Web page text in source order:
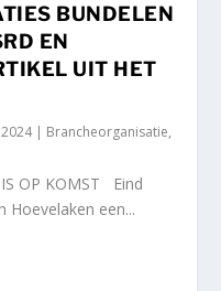
BUNDELEN
EN
UIT HET
| Brancheorganisatie,
IS OP KOMST Eind
Hoevelaken een...